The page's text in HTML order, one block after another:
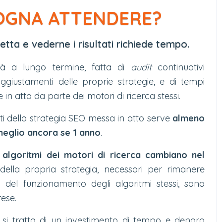
ATTENDERE?
e vederne i risultati richiede tempo.
a lungo termine, fatta di audit continuativi
delle proprie strategie, e di tempi
in atto da parte dei motori di ricerca stessi.
strategia SEO messa in atto serve almeno
ancora se 1 anno.
dei motori di ricerca cambiano nel
propria strategia, necessari per rimanere
funzionamento degli algoritmi stessi, sono